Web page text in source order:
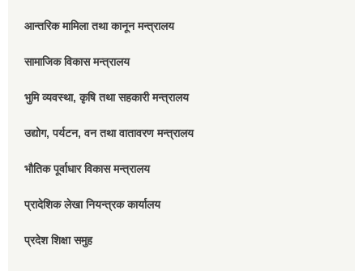
आन्तरिक मामिला तथा कानून मन्त्रालय
सामाजिक विकास मन्त्रालय
भुमि व्यवस्था, कृषि तथा सहकारी मन्त्रालय
उद्योग, पर्यटन, वन तथा वातावरण मन्त्रालय
भौतिक पूर्वाधार विकास मन्त्रालय
प्रादेशिक लेखा नियन्त्रक कार्यालय
प्रदेश शिक्षा समुह